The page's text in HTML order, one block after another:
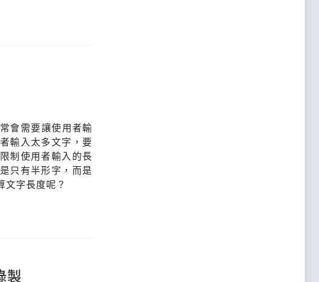
會需要讓使用者輸
輸入太多文字，要
制使用者輸入的長
只有半形字，而是
文字長度呢？
製